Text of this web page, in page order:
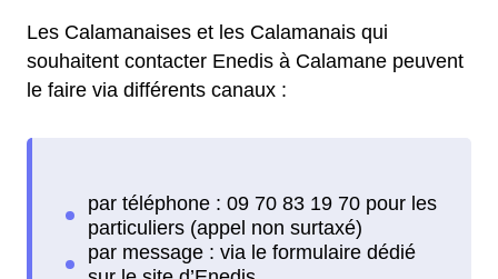
Les Calamanaises et les Calamanais qui
souhaitent contacter Enedis à Calamane peuvent
le faire via différents canaux :